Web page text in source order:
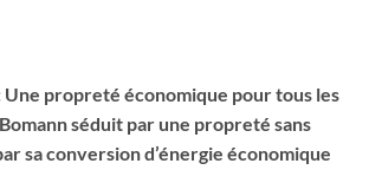
propreté économique pour tous les
séduit par une propreté sans
sa conversion d’énergie économique